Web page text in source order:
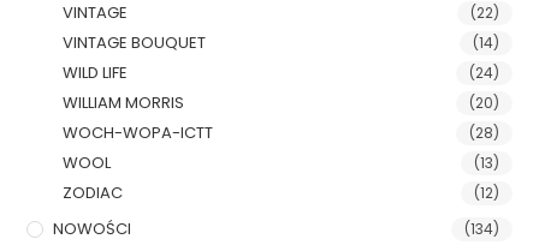
VINTAGE (22)
VINTAGE BOUQUET (14)
WILD LIFE (24)
WILLIAM MORRIS (20)
WOCH-WOPA-ICTT (28)
WOOL (13)
ZODIAC (12)
NOWOŚCI (134)